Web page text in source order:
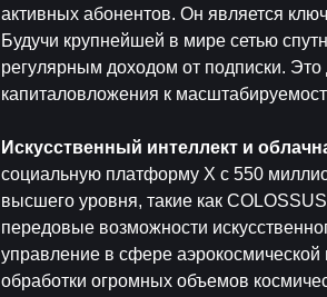
активных абонентов. Он является
Будучи крупнейшей в мире сетью
регулярным доходом от подписки.
капиталовложения к
Искусственный интеллект и
социальную платформу X с 550
высшего уровня, такие как
передовые возможности
управление в сфере аэрокосмической
обработки огромных объемов